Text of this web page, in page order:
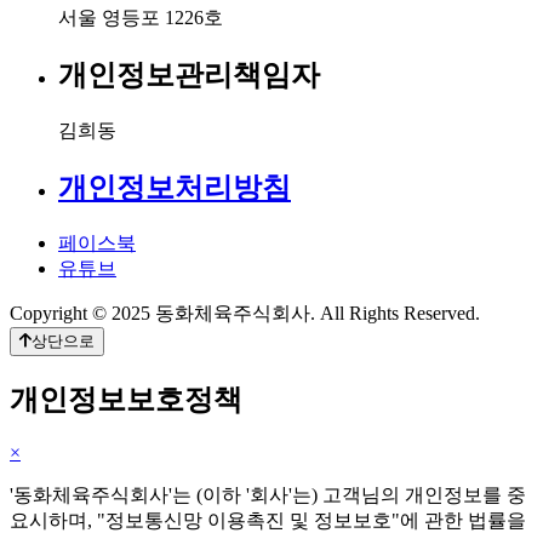
서울 영등포 1226호
개인정보관리책임자
김희동
개인정보처리방침
페이스북
유튜브
Copyright © 2025 동화체육주식회사. All Rights Reserved.
상단으로
개인정보보호정책
×
'동화체육주식회사'는 (이하 '회사'는) 고객님의 개인정보를 중
요시하며, "정보통신망 이용촉진 및 정보보호"에 관한 법률을